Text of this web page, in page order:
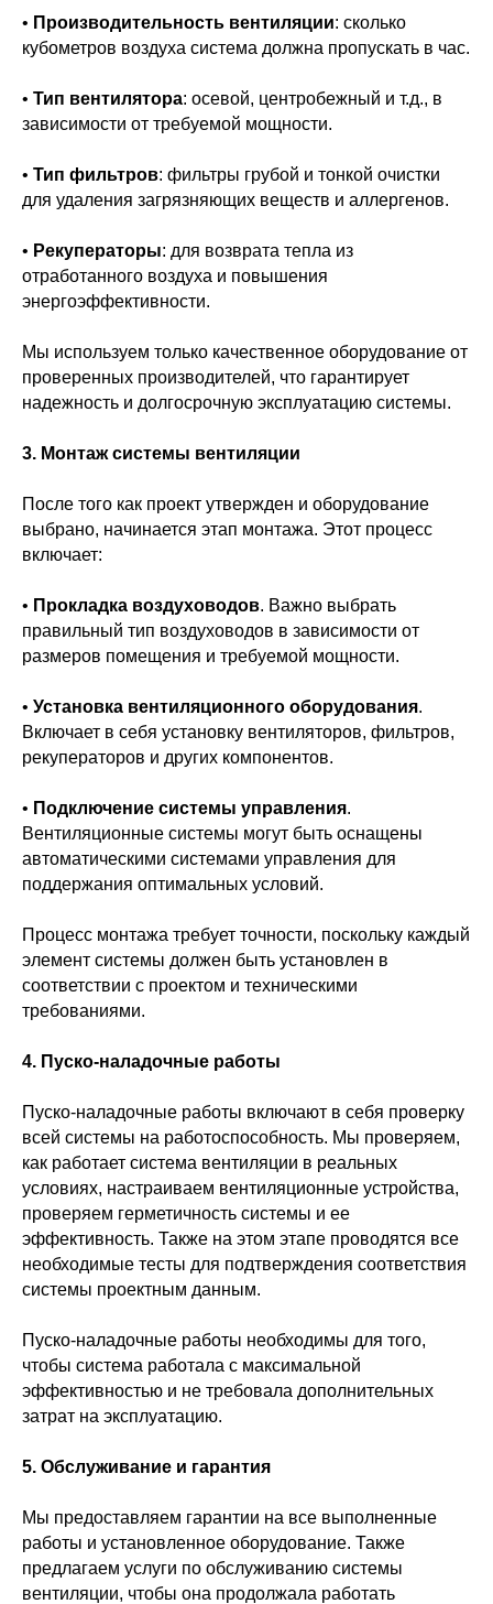
• Производительность вентиляции: сколько
кубометров воздуха система должна пропускать в час.
• Тип вентилятора: осевой, центробежный и т.д., в
зависимости от требуемой мощности.
• Тип фильтров: фильтры грубой и тонкой очистки
для удаления загрязняющих веществ и аллергенов.
• Рекуператоры: для возврата тепла из
отработанного воздуха и повышения
энергоэффективности.
Мы используем только качественное оборудование от
проверенных производителей, что гарантирует
надежность и долгосрочную эксплуатацию системы.
3. Монтаж системы вентиляции
После того как проект утвержден и оборудование
выбрано, начинается этап монтажа. Этот процесс
включает:
• Прокладка воздуховодов. Важно выбрать
правильный тип воздуховодов в зависимости от
размеров помещения и требуемой мощности.
• Установка вентиляционного оборудования.
Включает в себя установку вентиляторов, фильтров,
рекуператоров и других компонентов.
• Подключение системы управления.
Вентиляционные системы могут быть оснащены
автоматическими системами управления для
поддержания оптимальных условий.
Процесс монтажа требует точности, поскольку каждый
элемент системы должен быть установлен в
соответствии с проектом и техническими
требованиями.
4. Пуско-наладочные работы
Пуско-наладочные работы включают в себя проверку
всей системы на работоспособность. Мы проверяем,
как работает система вентиляции в реальных
условиях, настраиваем вентиляционные устройства,
проверяем герметичность системы и ее
эффективность. Также на этом этапе проводятся все
необходимые тесты для подтверждения соответствия
системы проектным данным.
Пуско-наладочные работы необходимы для того,
чтобы система работала с максимальной
эффективностью и не требовала дополнительных
затрат на эксплуатацию.
5. Обслуживание и гарантия
Мы предоставляем гарантии на все выполненные
работы и установленное оборудование. Также
предлагаем услуги по обслуживанию системы
вентиляции, чтобы она продолжала работать